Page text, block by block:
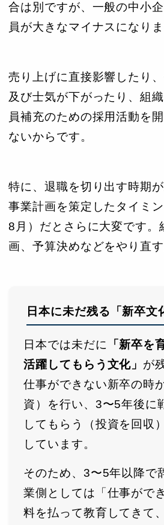
合は別ですが、一般の中小
員が大きなマイナスになりま
売り上げに直接影響したり
及び士気が下がったり、組
員補充のための採用活動を
ないからです。
特に、退職を切り出す時期
事業計画を策定したタイミ
8月）だとさらに大変です。
画、予算決めなどをやり直
日本に未だ残る「新卒文
日本では未だに
「新卒を
活躍してもらう文化」 が
仕事ができない新卒の時
資）を行い、3〜5年後に
してもらう（投資を回収
しています。
そのため、3〜5年以降で
業側としては「仕事がで
料を払って教育してきて